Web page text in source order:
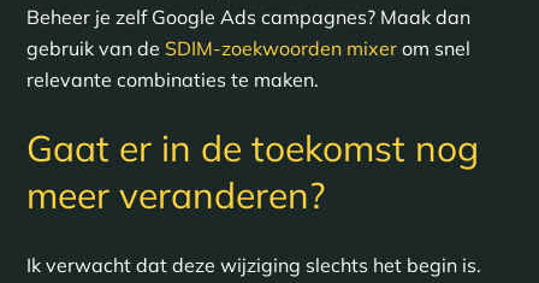
Beheer je zelf Google Ads campagnes? Maak dan
gebruik van de SDIM-zoekwoorden mixerom snel
relevante combinaties te maken.
Gaat er in de toekomst nog
meer veranderen?
Ik verwacht dat deze wijziging slechts het begin is.